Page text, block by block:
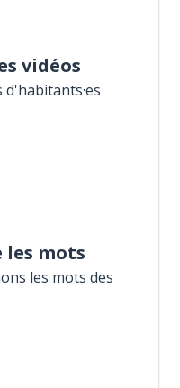
vidéos
d'habitants·es
les mots
les mots des